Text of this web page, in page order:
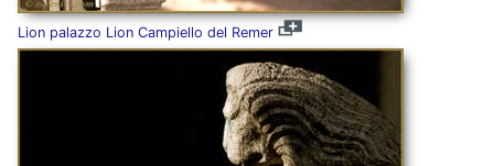
Lion palazzo Lion Campiello del Remer